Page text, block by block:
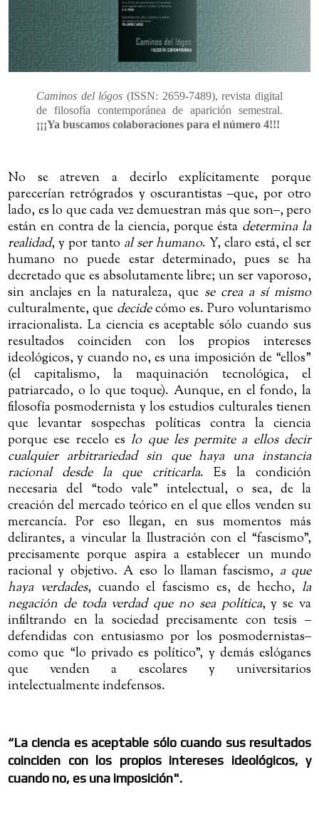
Caminos del lógos (ISSN: 2659-7489), revista digital
de filosofía contemporánea de aparición semestral.
¡¡¡Ya buscamos colaboraciones para el número 4!!!
No se atreven a decirlo explícitamente porque
parecerían retrógrados y oscurantistas‒que, por otro
lado, es lo que cada vez demuestran más que son‒, pero
están en contra de la ciencia, porque ésta determina la
realidad, y por tanto al ser humano. Y, claro está, el ser
humano no puede estar determinado, pues se ha
decretado que es absolutamente libre; un ser vaporoso,
sin anclajes en la naturaleza, que se crea a sí mismo
culturalmente, que decidecómo es. Puro voluntarismo
irracionalista. La ciencia es aceptable sólo cuando sus
resultados coinciden con los propios intereses
ideológicos, y cuando no, es una imposición de “ellos”
(el capitalismo, la maquinación tecnológica, el
patriarcado, o lo que toque). Aunque, en el fondo, la
filosofía posmodernista y los estudios culturales tienen
que levantar sospechas políticas contra la ciencia
porque ese recelo eslo que les permite a ellos decir
cualquier arbitrariedad sin que haya una instancia
racional desde la que criticarla. Es la condición
necesaria del “todo vale” intelectual, o sea, de la
creación del mercado teórico en el que ellos venden su
mercancía. Por eso llegan, en sus momentos más
delirantes, a vincular la Ilustración con el “fascismo”,
precisamente porque aspira a establecer un mundo
racional y objetivo. A eso lo llaman fascismo, a que
haya verdades, cuando el fascismo es, de hecho, la
negación de toda verdad que no sea política, y se va
infiltrando en la sociedad precisamente con tesis‒
defendidas con entusiasmo por los posmodernistas‒
como que “lo privado es político”, y demás eslóganes
que venden a escolares y universitarios
intelectualmente indefensos.
“La ciencia es aceptable sólo cuando sus resultados
coinciden con los propios intereses ideológicos, y
cuando no, es una imposición".